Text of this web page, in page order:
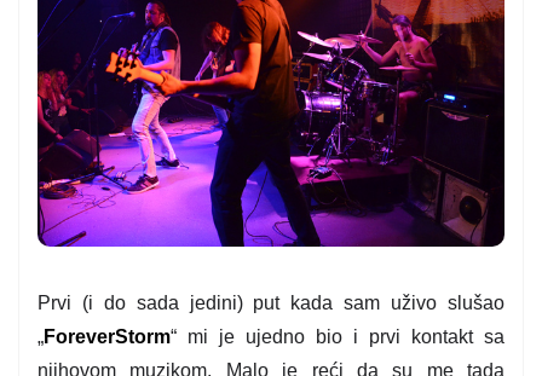
Prvi (i do sada jedini) put kada sam uživo slušao
„ForeverStorm“ mi je ujedno bio i prvi kontakt sa
njihovom muzikom. Malo je reći da su me tada